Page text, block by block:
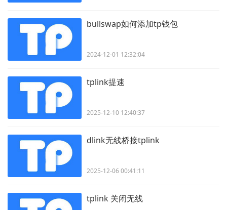
bullswap如何添加tp钱包
2024-12-01 12:32:04
tplink提速
2025-12-10 12:40:37
dlink无线桥接tplink
2025-12-06 00:41:11
tplink 关闭无线